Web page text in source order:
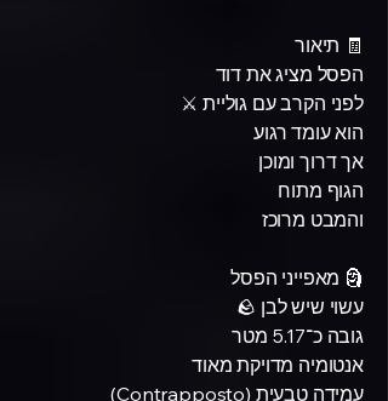
🧾 תיאור
הפסל מציג את דוד
לפני הקרב עם גוליית ⚔️
הוא עומד רגוע
אך דרוך ומוכן
הגוף מתוח
והמבט מרוכז
🗿 מאפייני הפסל
עשוי שיש לבן 🪨
גובה כ־5.17 מטר
אנטומיה מדויקת מאוד
עמידה טבעית (Contrapposto)